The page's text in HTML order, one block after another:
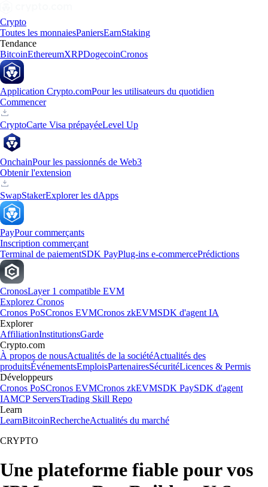
Crypto
Toutes les monnaiesPaniersEarnStaking
Tendance
BitcoinEthereumXRPDogecoinCronos
Application Crypto.comPour les utilisateurs du quotidien
Commencer
CryptoCarte Visa prépayéeLevel Up
OnchainPour les passionnés de Web3
Obtenir l'extension
SwapStakerExplorer les dApps
PayPour commerçants
Inscription commerçant
Terminal de paiementSDK PayPlug-ins e-commercePrédictions
CronosLayer 1 compatible EVM
Explorez Cronos
Cronos PoSCronos EVMCronos zkEVMSDK d'agent IA
Explorer
AffiliationInstitutionsGarde
Crypto.com
À propos de nousActualités de la sociétéActualités des
produitsÉvénementsEmploisPartenairesSécuritéLicences & Permis
Développeurs
Cronos PoSCronos EVMCronos zkEVMSDK PaySDK d'agent
IAMCP ServersTrading Skill Repo
Learn
LearnBitcoinRechercheActualités du marché
CRYPTO
Une plateforme fiable pour vos